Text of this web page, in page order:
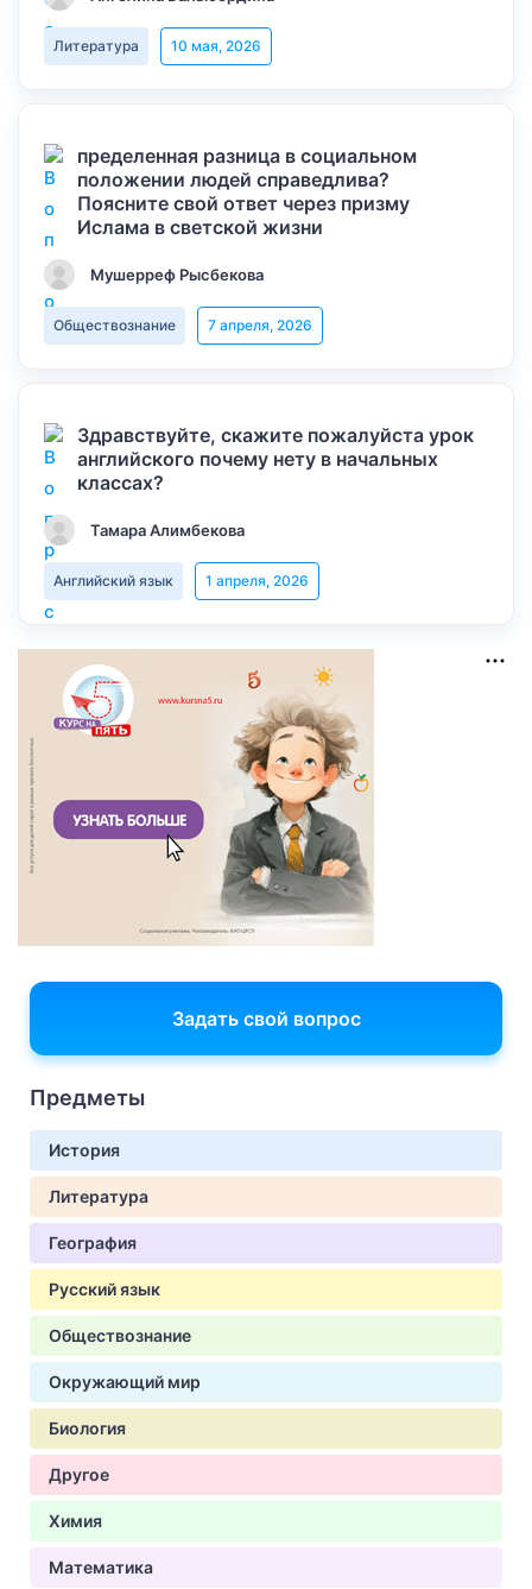
Литература 10 мая, 2026
пределенная разница в социальном
положении людей справедлива?
Поясните свой ответ через призму
Ислама в светской жизни
Мушерреф Рысбекова
Обществознание 7 апреля, 2026
Здравствуйте, скажите пожалуйста урок
английского почему нету в начальных
классах?
Тамара Алимбекова
Английский язык 1 апреля, 2026
Задать свой вопрос
Предметы
История
Литература
География
Русский язык
Обществознание
Окружающий мир
Биология
Другое
Химия
Математика